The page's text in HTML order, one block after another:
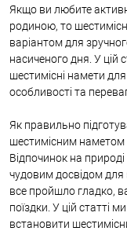
Якщо ви любите
родиною, то
варіантом для
насиченого дня. У цій
шестимісні намети
особливості та
Як правильно
шестимісним наметом
Відпочинок на
чудовим досвідом для
все пройшло гладко,
поїздки. У цій статті
встановити